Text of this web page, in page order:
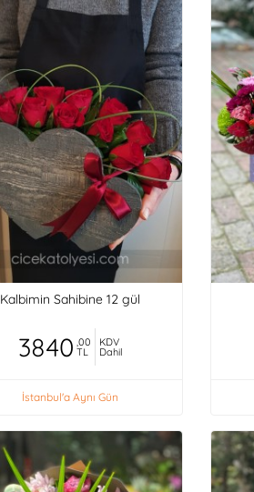
Kalbimin Sahibine 12 gül
3840 ,00
TL
KDV
Dahil
İstanbul'a Aynı Gün